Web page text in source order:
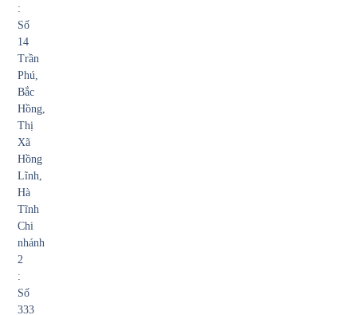
:
Số
14
Trần
Phú,
Bắc
Hồng,
Thị
Xã
Hồng
Lĩnh,
Hà
Tĩnh
Chi
nhánh
2
:
Số
333